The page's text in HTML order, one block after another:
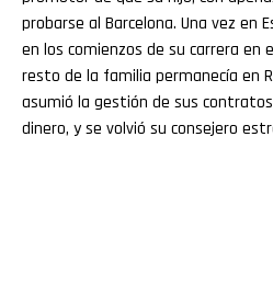
probarse al Barcelona. Una vez en
en los comienzos de su carrera en
resto de la familia permanecía en
asumió la gestión de sus
dinero, y se volvió su consejero